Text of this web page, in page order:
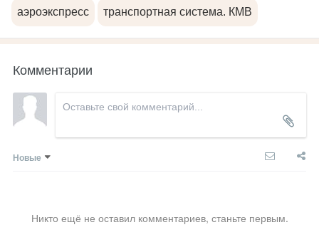
аэроэкспресс транспортная система. КМВ
Комментарии
Новые
Никто ещё не оставил комментариев, станьте первым.